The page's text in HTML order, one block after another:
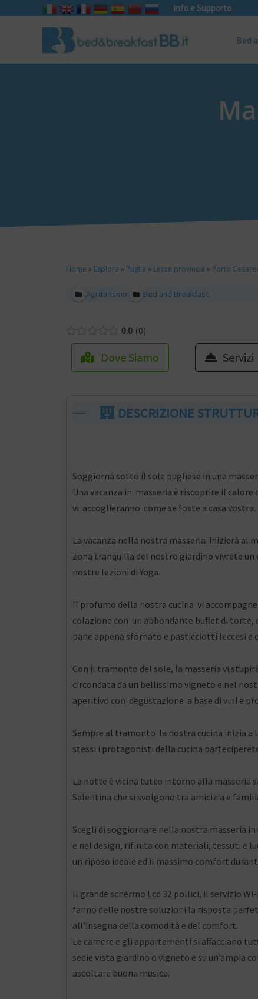
info e Supporto
Bed
Home » Esplora » Puglia » Lecce provincia » Porto
Agriturismo Bed and Breakfast
0.0 0
Dove Siamo Servizi
DESCRIZIONE
Soggiorna sotto il sole pugliese in una
Una vacanza in masseria è riscoprire il
vi accoglieranno come se foste a casa vostra.
La vacanza nella nostra masseria inizierà al
zona tranquilla del nostro giardino vivrete
nostre lezioni di Yoga.
Il profumo della nostra cucina vi
colazione con un abbondante buffet di
pane appena sfornato e pasticciotti leccesi e
Con il tramonto del sole, la masseria vi
circondata da un bellissimo vigneto e nel
aperitivo con degustazione a base di vini e
Sempre al tramonto la nostra cucina inizia a
stessi i protagonisti della cucina
La notte è vicina tutto intorno alla masseria
Salentina che si svolgono tra amicizia e
Scegli di soggiornare nella nostra masseria
e nel design, rifinita con materiali, tessuti e
un riposo ideale ed il massimo comfort
Il grande schermo Lcd 32 pollici, il servizio
fanno delle nostre soluzioni la risposta
all’insegna della comodità e del comfort.
Le camere e gli appartamenti si affacciano
sedie vista giardino o vigneto e su un’ampia
ascoltare buona musica.